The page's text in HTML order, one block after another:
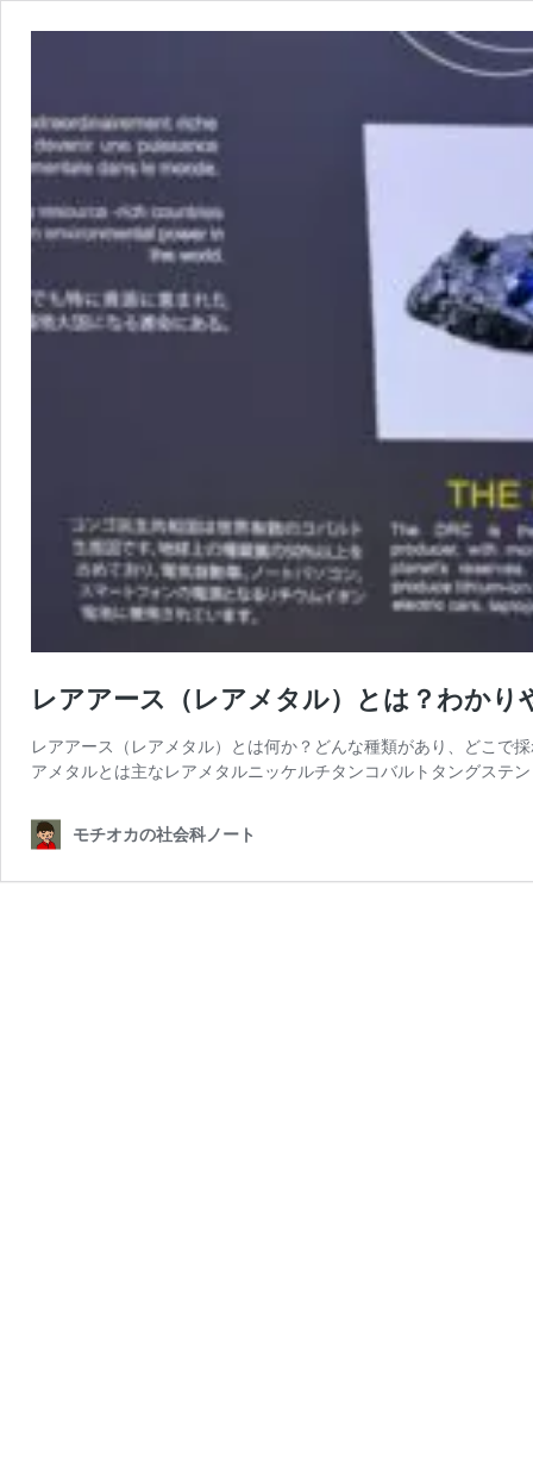
レアアース（レアメタル）とは？わかり
レアアース（レアメタル）とは何か？どんな種類があり、どこで
アメタルとは主なレアメタルニッケルチタンコバルトタングステ
モチオカの社会科ノート